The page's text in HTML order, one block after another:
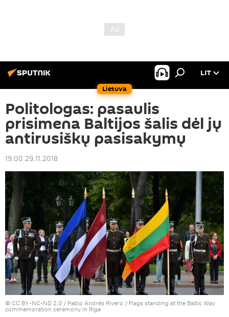
Lietuva
LIT
Politologas: pasaulis
prisimena Baltijos šalis dėl jų
antirusiškų pasisakymų
19:00 29.11.2018
© CC BY-NC-ND 2.0 / Pablo Andrés Rivero / Flags standing at the Baltic Way
commemoration ceremony in Riga